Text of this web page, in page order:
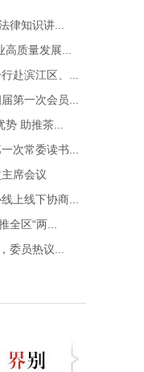
律知识讲...
质量发展...
赴滨江区、...
第一次会员...
助推茶...
次常委读书...
席会议
上线下协商...
全区“两...
委员热议...